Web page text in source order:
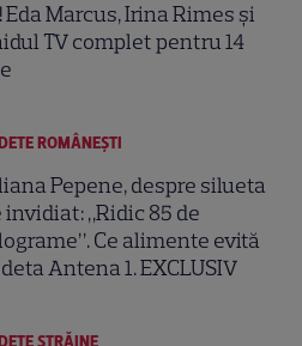
Eda Marcus, Irina Rimes și
TV complet pentru 14
ROMÂNEŞTI
Pepene, despre silueta
invidiat: „Ridic 85 de
Ce alimente evită
Antena 1. EXCLUSIV